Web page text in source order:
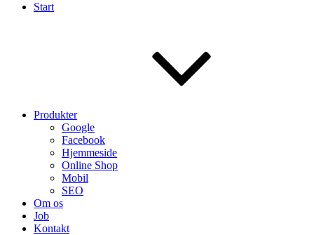
Start
Produkter
Google
Facebook
Hjemmeside
Online Shop
Mobil
SEO
Om os
Job
Kontakt